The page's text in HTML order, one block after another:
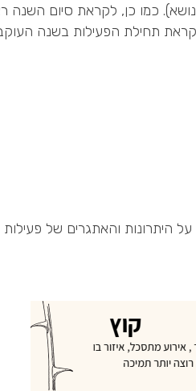
כמו כן, לקראת סיום השנה
תחילת הפעילות בשנה
היתרונות והאתגרים של